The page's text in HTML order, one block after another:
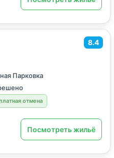
8.4
Парковка
отмена
Посмотреть жильё